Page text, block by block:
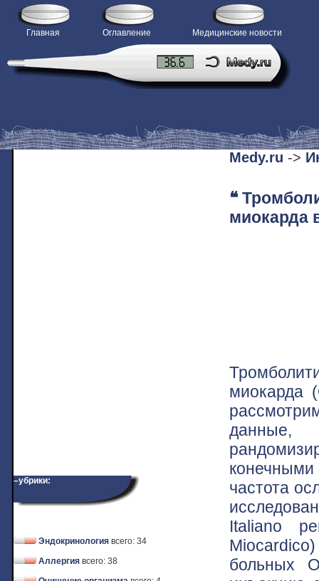
Главная Оглавление Медицинские новости
–убрики:
Эндокринология всего: 34
Аллергия всего: 38
Medy.ru ->
❝
миокарда
миокарда
частота
Italiano
больных